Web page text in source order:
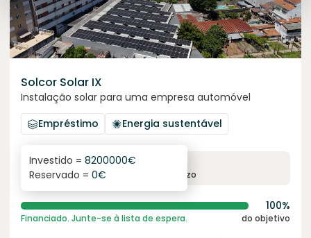
Solcor Solar IX
Instalação solar para uma empresa automóvel
Empréstimo
Energia sustentável
6.1%
juro anual prazo
Investido = 8200000€
Reservado = 0€
100%
Financiado. Junte-se à lista de espera. do objetivo